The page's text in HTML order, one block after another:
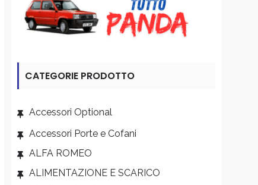
CATEGORIE PRODOTTO
Accessori Optional
Accessori Porte e Cofani
ALFA ROMEO
ALIMENTAZIONE E SCARICO